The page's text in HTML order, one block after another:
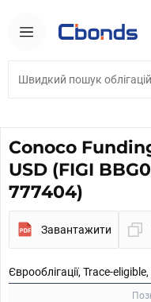
Conoco
USD (FIGI
777404)
Завантажити
Єврооблігації, Trace-